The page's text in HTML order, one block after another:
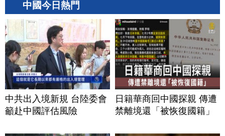
中國今日熱門
中共出入境新規 台陸委會
籲赴中國評估風險
日籍華商回中國探親 傳遭
禁離境還「被恢復國籍」